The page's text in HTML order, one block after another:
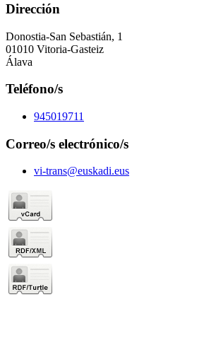
Dirección
Donostia-San Sebastián, 1
01010 Vitoria-Gasteiz
Álava
Teléfono/s
945019711
Correo/s electrónico/s
vi-trans@euskadi.eus